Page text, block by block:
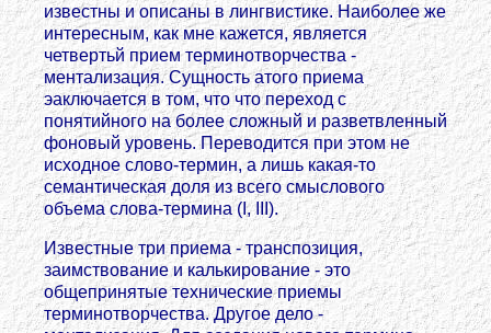
известны и описаны в лингвистике. Наиболее же
интересным, как мне кажется, является
четвертьй прием терминотворчества -
ментализация. Сущность атого приема
эаключается в том, что что переход с
понятийного на более сложный и разветвленный
фоновый уровень. Переводится при этом не
исходное слово-термин, а лишь какая-то
семантическая доля из всего смыслового
объема слова-термина (I, III).
Известные три приема - транспозиция,
заимствование и калькирование - это
общепринятые технические приемы
терминотворчества. Другое дело -